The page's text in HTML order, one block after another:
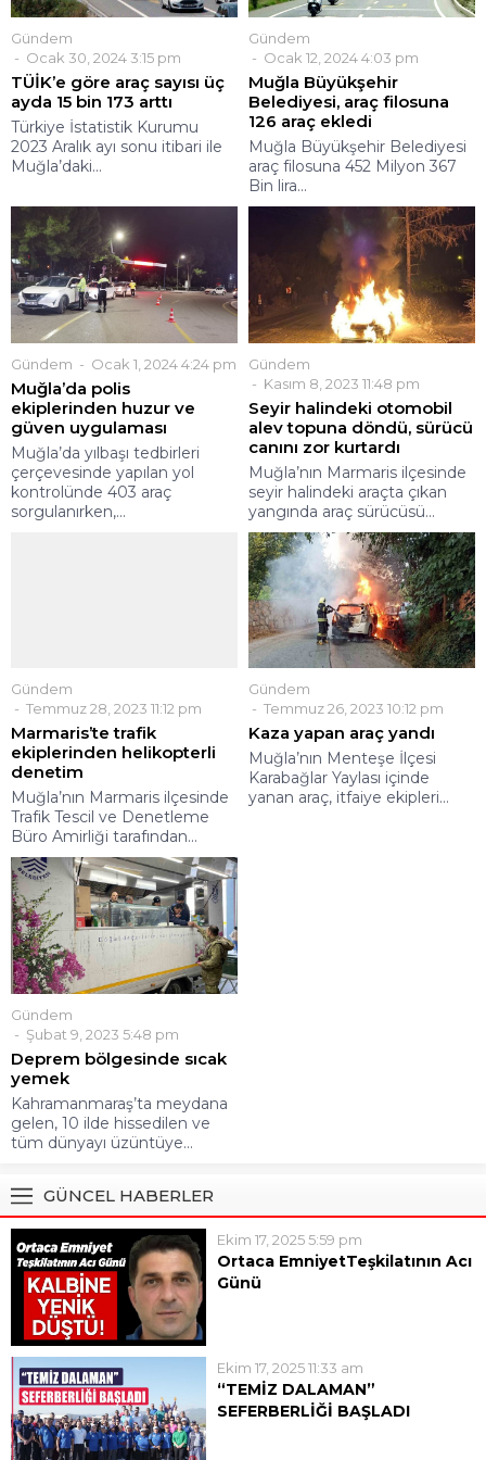
Gündem
Ocak 30, 2024 3:15 pm
TÜİK’e göre araç sayısı üç
ayda 15 bin 173 arttı
Türkiye İstatistik Kurumu
2023 Aralık ayı sonu itibari ile
Muğla’daki...
Gündem
Ocak 12, 2024 4:03 pm
Muğla Büyükşehir
Belediyesi, araç filosuna
126 araç ekledi
Muğla Büyükşehir Belediyesi
araç filosuna 452 Milyon 367
Bin lira...
Gündem Ocak 1, 2024 4:24 pm
Muğla’da polis
ekiplerinden huzur ve
güven uygulaması
Muğla’da yılbaşı tedbirleri
çerçevesinde yapılan yol
kontrolünde 403 araç
sorgulanırken,...
Gündem
Kasım 8, 2023 11:48 pm
Seyir halindeki otomobil
alev topuna döndü, sürücü
canını zor kurtardı
Muğla’nın Marmaris ilçesinde
seyir halindeki araçta çıkan
yangında araç sürücüsü...
Gündem
Temmuz 28, 2023 11:12 pm
Marmaris’te trafik
ekiplerinden helikopterli
denetim
Muğla’nın Marmaris ilçesinde
Trafik Tescil ve Denetleme
Büro Amirliği tarafından...
Gündem
Temmuz 26, 2023 10:12 pm
Kaza yapan araç yandı
Muğla’nın Menteşe İlçesi
Karabağlar Yaylası içinde
yanan araç, itfaiye ekipleri...
Gündem
Şubat 9, 2023 5:48 pm
Deprem bölgesinde sıcak
yemek
Kahramanmaraş’ta meydana
gelen, 10 ilde hissedilen ve
tüm dünyayı üzüntüye...
GÜNCEL HABERLER
Ekim 17, 2025 5:59 pm
Ortaca EmniyetTeşkilatının Acı
Günü
Kanat geçirdiği kalp krizi sonucu
hayatını kaybetti.Engin Kanat’ın,
üç gün önce anjiyo olduğu,
Ekim 17, 2025 11:33 am
“TEMİZ DALAMAN”
SEFERBERLİĞİ BAŞLADI